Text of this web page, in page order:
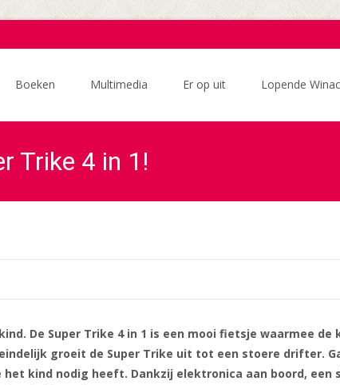
Boeken Multimedia Er op uit Lopende
Trike 4 in 1!
De Super Trike 4 in 1 is een mooi fietsje waarmee de
groeit de Super Trike uit tot een stoere drifter.
kind nodig heeft. Dankzij elektronica aan boord, een